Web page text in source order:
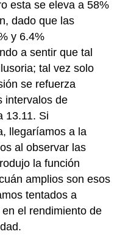
esta se eleva a 58%
dado que las
y 6.4%
a sentir que tal
tal vez solo
se refuerza
intervalos de
13.11. Si
llegaríamos a la
al observar las
la función
amplios son esos
tentados a
el rendimiento de